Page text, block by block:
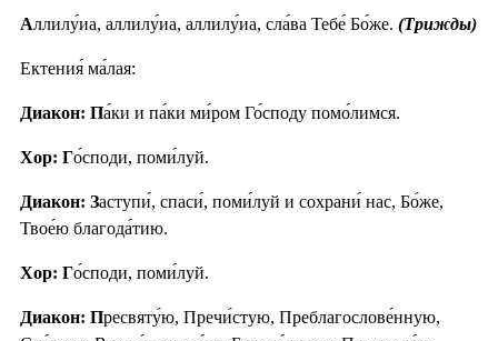
Аллилу́иа, аллилу́иа, аллилу́иа, сла́ва Тебе́ Бо́же. (Трижды)
Ектения́ ма́лая:
Диакон: Па́ки и па́ки ми́ром Го́споду помо́лимся.
Хор: Го́споди, поми́луй.
Диакон: Заступи́, спаси́, поми́луй и сохрани́ нас, Бо́же,
Твое́ю благода́тию.
Хор: Го́споди, поми́луй.
Диакон: Пресвяту́ю, Пречи́стую, Преблагослове́нную,